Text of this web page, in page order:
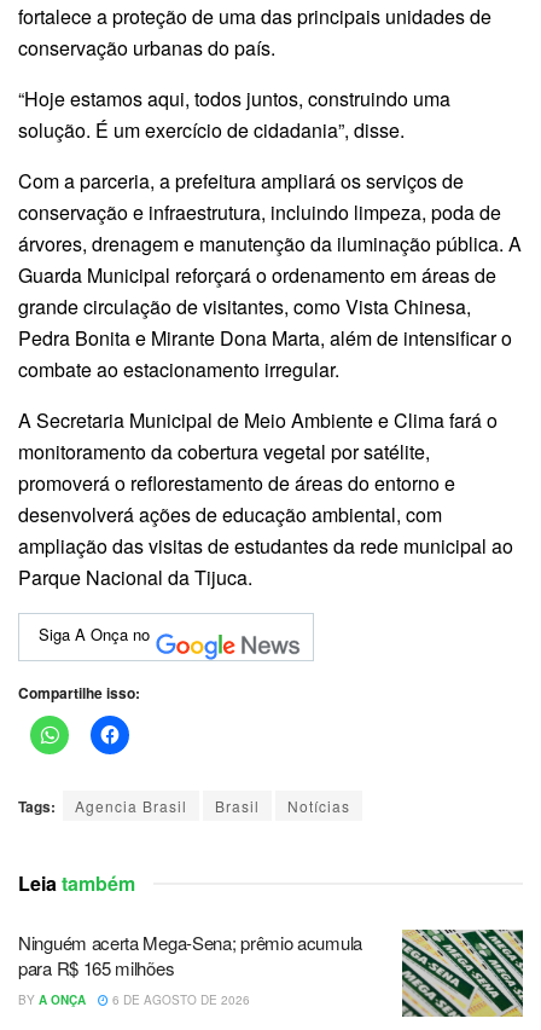
fortalece a proteção de uma das principais unidades de
conservação urbanas do país.
“Hoje estamos aqui, todos juntos, construindo uma
solução. É um exercício de cidadania”, disse.
Com a parceria, a prefeitura ampliará os serviços de
conservação e infraestrutura, incluindo limpeza, poda de
árvores, drenagem e manutenção da iluminação pública. A
Guarda Municipal reforçará o ordenamento em áreas de
grande circulação de visitantes, como Vista Chinesa,
Pedra Bonita e Mirante Dona Marta, além de intensificar o
combate ao estacionamento irregular.
A Secretaria Municipal de Meio Ambiente e Clima fará o
monitoramento da cobertura vegetal por satélite,
promoverá o reflorestamento de áreas do entorno e
desenvolverá ações de educação ambiental, com
ampliação das visitas de estudantes da rede municipal ao
Parque Nacional da Tijuca.
Siga A Onça no
Compartilhe isso:
Tags: Agencia Brasil Brasil Notícias
Leiatambém
Ninguém acerta Mega-Sena; prêmio acumula
para R$ 165 milhões
BY A ONÇA 6 DE AGOSTO DE 2026